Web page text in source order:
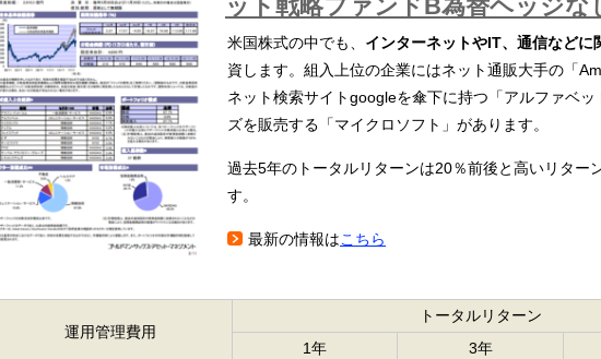
ット戦略ファンドB為替ヘッジな
米国株式の中でも、 インターネットやIT、通信などに
資します。組入上位の企業にはネット通販大手の「
ネット検索サイトgoogleを傘下に持つ「アルファベッ
ズを販売する「マイクロソフト」があります。
過去5年のトータルリターンは20％前後と高いリター
す。
最新の情報はこちら
運用管理費用
トータルリターン
1年
3年